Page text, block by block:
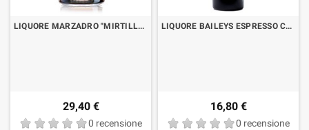
LIQUORE MARZADRO "MIRTILLO" IN INFUSIONE DI GRAPPA CL.70
29,40 €
0 recensione
LIQUORE BAILEYS ESPRESSO CREME CL.70
16,80 €
0 recensione